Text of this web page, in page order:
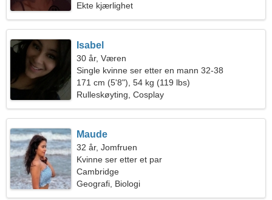
Ekte kjærlighet
Isabel
30 år, Væren
Single kvinne ser etter en mann 32-38
171 cm (5'8"), 54 kg (119 lbs)
Rulleskøyting, Cosplay
Maude
32 år, Jomfruen
Kvinne ser etter et par
Cambridge
Geografi, Biologi